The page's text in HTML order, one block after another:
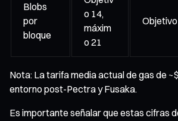
Blobs
por
bloque
o 14,
máxim
o 21
Nota: La tarifa media actual de gas de
entorno post-Pectra y Fusaka.
Es importante señalar que estas cifras